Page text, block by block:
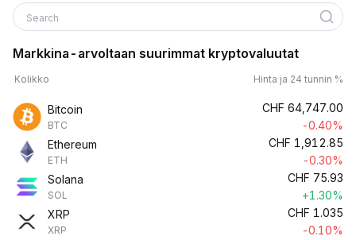
Search
Markkina-arvoltaan suurimmat kryptovaluutat
Kolikko Hinta ja 24 tunnin %
Bitcoin
BTC
CHF 64,747.00
-0.40%
Ethereum
ETH
CHF 1,912.85
-0.30%
Solana
SOL
CHF 75.93
+1.30%
XRP
XRP
CHF 1.035
-0.10%